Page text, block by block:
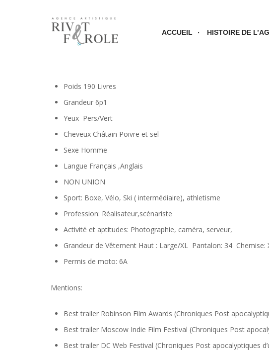
ACCUEIL HISTOIRE DE
Poids 190 Livres
Grandeur 6p1
Yeux Pers/Vert
Cheveux Châtain Poivre et sel
Sexe Homme
Langue Français ,Anglais
NON UNION
Sport: Boxe, Vélo, Ski ( intermédiaire), athletisme
Profession: Réalisateur,scénariste
Activité et aptitudes: Photographie, caméra, serveur,
Grandeur de Vêtement Haut : Large/XL Pantalon: 34 Chemise:
Permis de moto: 6A
Mentions:
Best trailer Robinson Film Awards (Chroniques Post
Best trailer Moscow Indie Film Festival (Chroniques Post
Best trailer DC Web Festival (Chroniques Post apocalyptiques